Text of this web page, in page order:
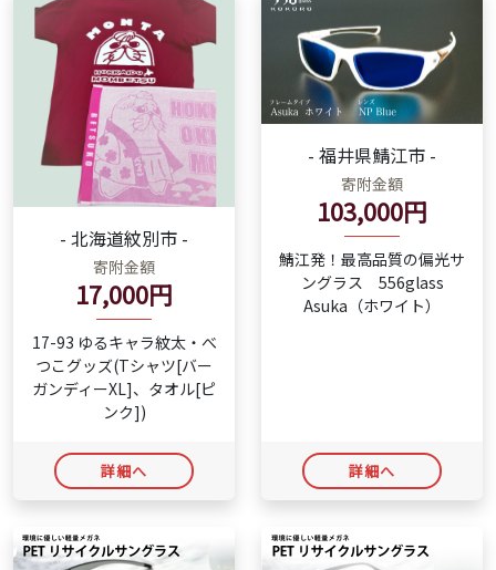
- 北海道紋別市 -
寄附金額
17,000円
17-93 ゆるキャラ紋太・べ
つこグッズ(Tシャツ[バー
ガンディーXL]、タオル[ピ
ンク])
詳細へ
- 福井県鯖江市 -
寄附金額
103,000円
鯖江発！最高品質の偏光サ
ングラス 556glass
Asuka（ホワイト）
詳細へ